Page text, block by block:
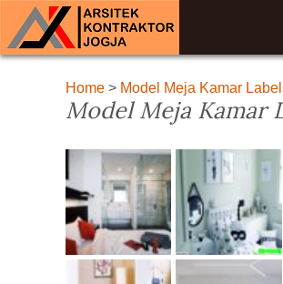
Home> Model Meja Kamar
Model Meja Kamar